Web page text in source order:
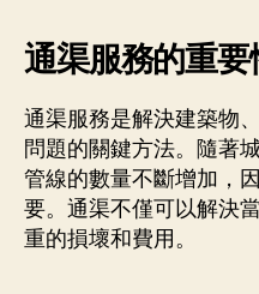
通渠服務的重要
通渠服務是解決建築物
問題的關鍵方法。隨著
管線的數量不斷增加，
要。通渠不僅可以解決
重的損壞和費用。